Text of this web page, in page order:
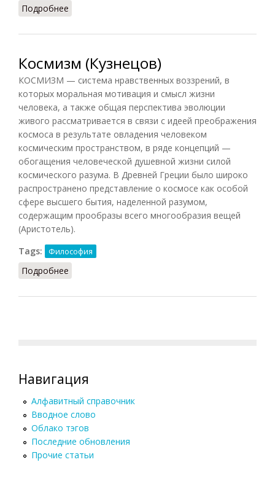
Подробнее
Космизм (Кузнецов)
КОСМИЗМ — система нравственных воззрений, в
которых моральная мотивация и смысл жизни
человека, а также общая перспектива эволюции
живого рассматривается в связи с идеей преображения
космоса в результате овладения человеком
космическим пространством, в ряде концепций —
обогащения человеческой душевной жизни силой
космического разума. В Древней Греции было широко
распространено представление о космосе как особой
сфере высшего бытия, наделенной разумом,
содержащим прообразы всего многообразия вещей
(Аристотель).
Tags:
Философия
Подробнее
Навигация
Алфавитный справочник
Вводное слово
Облако тэгов
Последние обновления
Прочие статьи